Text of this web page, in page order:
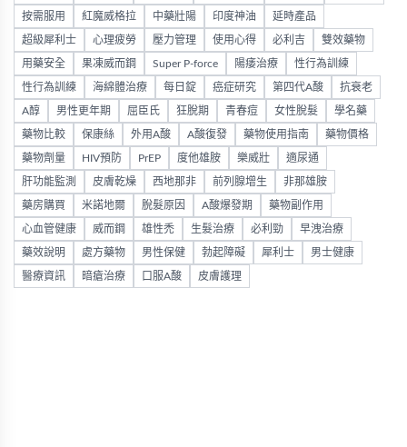
按需服用 紅魔威格拉 中藥壯陽 印度神油 延時產品
超級犀利士 心理疲勞 壓力管理 使用心得 必利吉 雙效藥物
用藥安全 果凍威而鋼 Super P-force 陽痿治療 性行為訓練
性行為訓練 海綿體治療 每日錠 癌症研究 第四代A酸 抗衰老
A醇 男性更年期 屈臣氏 狂脫期 青春痘 女性脫髮 學名藥
藥物比較 保康絲 外用A酸 A酸復發 藥物使用指南 藥物價格
藥物劑量 HIV預防 PrEP 度他雄胺 樂威壯 適尿通
肝功能監測 皮膚乾燥 西地那非 前列腺增生 非那雄胺
藥房購買 米諾地爾 脫髮原因 A酸爆發期 藥物副作用
心血管健康 威而鋼 雄性禿 生髮治療 必利勁 早洩治療
藥效說明 處方藥物 男性保健 勃起障礙 犀利士 男士健康
醫療資訊 暗瘡治療 口服A酸 皮膚護理